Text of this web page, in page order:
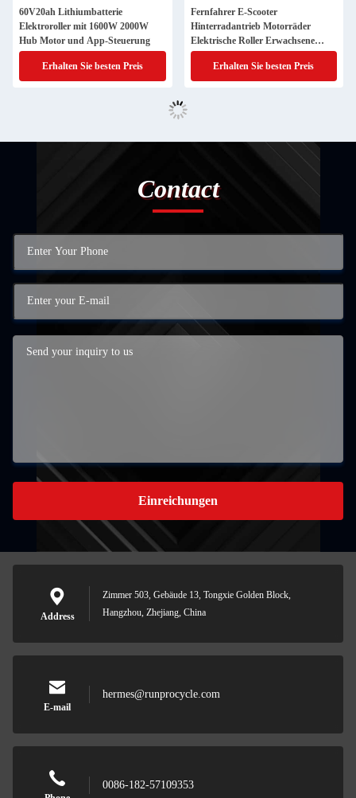
60V20ah Lithiumbatterie
Elektroroller mit 1600W 2000W
Hub Motor und App-Steuerung
Erhalten Sie besten Preis
Fernfahrer E-Scooter
Hinterradantrieb Motorräder
Elektrische Roller Erwachsene
EWG COC
Erhalten Sie besten Preis
Contact
Einreichungen
Address
Zimmer 503, Gebäude 13, Tongxie Golden Block,
Hangzhou, Zhejiang, China
E-mail
hermes@runprocycle.com
0086-182-57109353